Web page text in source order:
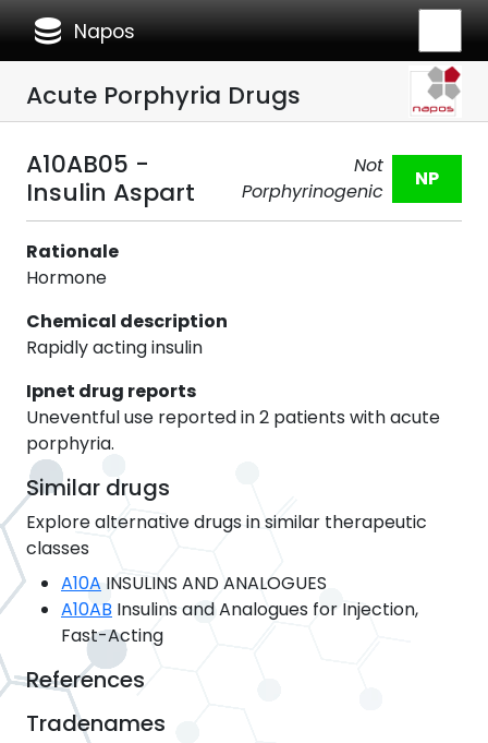
database Napos
Acute Porphyria Drugs
A10AB05 -
Insulin Aspart
Not
Porphyrinogenic
NP
Rationale
Hormone
Chemical description
Rapidly acting insulin
Ipnet drug reports
Uneventful use reported in 2 patients with acute
porphyria.
Similar drugs
Explore alternative drugs in similar therapeutic
classes
A10A INSULINS AND ANALOGUES
A10AB Insulins and Analogues for Injection,
Fast-Acting
References
Tradenames